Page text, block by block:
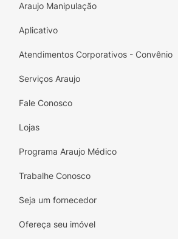
Araujo Manipulação
Aplicativo
Atendimentos Corporativos - Convênio
Serviços Araujo
Fale Conosco
Lojas
Programa Araujo Médico
Trabalhe Conosco
Seja um fornecedor
Ofereça seu imóvel